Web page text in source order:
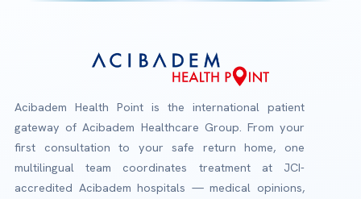
Acibadem Health Point is the international patient
gateway of Acibadem Healthcare Group. From your
first consultation to your safe return home, one
multilingual team coordinates treatment at JCI-
accredited Acibadem hospitals — medical opinions,